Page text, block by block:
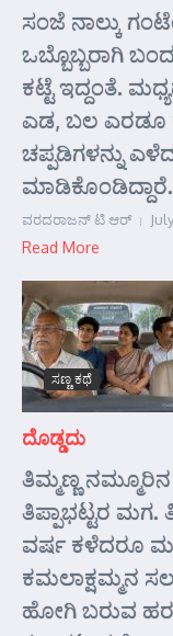
ಸಂಜೆ ನಾಲ್ಕು
ಒಬ್ಬೊಬ್ಬರಾಗಿ
ಕಟ್ಟೆ ಇದ್ದಂತೆ.
ಎಡ, ಬಲ ಎರಡೂ
ಚಪ್ಪಡಿಗಳನ್ನು
ವರದರಾಜನ್ ಟಿ ಆರ್
Read More
ಸಣ್ಣ ಕಥೆ
ದೊಡ್ಡದು
ತಿಮ್ಮಣ್ಣ
ತಿಪ್ಪಾಭಟ್ಟರ ಮಗ.
ವರ್ಷ ಕಳೆದರೂ
ಕಮಲಾಕ್ಷಮ್ಮನ
ಹೋಗಿ ಬರುವ